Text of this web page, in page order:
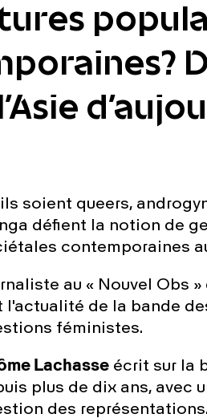
soient queers,
défient la notion de
contemporaines
au « Nouvel Obs »
l'actualité de la bande
féministes.
Lachasse écrit sur la
plus de dix ans, avec
des représentations.